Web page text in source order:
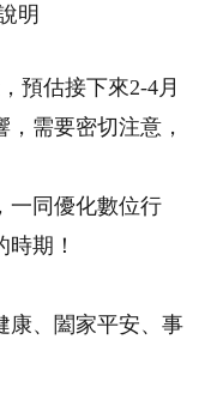
明
預估接下來2-4月
需要密切注意，
一同優化數位行
期！
康、闔家平安、事